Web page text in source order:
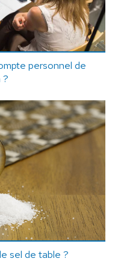
personnel de
?
sel de table ?